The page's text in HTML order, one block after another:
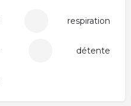
respiration
détente